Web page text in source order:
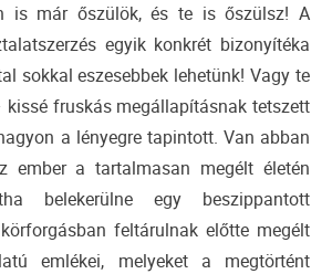
is már őszülök, és te is őszülsz! A
egyik konkrét bizonyítéka
sokkal eszesebbek lehetünk! Vagy te
kissé fruskás megállapításnak tetszett
a lényegre tapintott. Van abban
ember a tartalmasan megélt életén
belekerülne egy beszippantott
feltárulnak előtte megélt
emlékei, melyeket a megtörtént